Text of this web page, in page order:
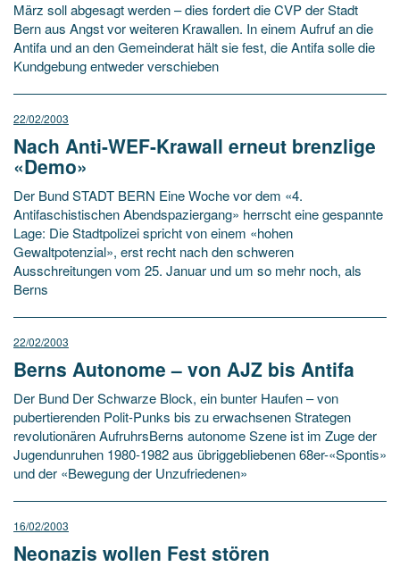
März soll abgesagt werden – dies fordert die CVP der Stadt
Bern aus Angst vor weiteren Krawallen. In einem Aufruf an die
Antifa und an den Gemeinderat hält sie fest, die Antifa solle die
Kundgebung entweder verschieben
22/02/2003
Nach Anti-WEF-Krawall erneut brenzlige
«Demo»
Der Bund STADT BERN Eine Woche vor dem «4.
Antifaschistischen Abendspaziergang» herrscht eine gespannte
Lage: Die Stadtpolizei spricht von einem «hohen
Gewaltpotenzial», erst recht nach den schweren
Ausschreitungen vom 25. Januar und um so mehr noch, als
Berns
22/02/2003
Berns Autonome – von AJZ bis Antifa
Der Bund Der Schwarze Block, ein bunter Haufen – von
pubertierenden Polit-Punks bis zu erwachsenen Strategen
revolutionären AufruhrsBerns autonome Szene ist im Zuge der
Jugendunruhen 1980-1982 aus übriggebliebenen 68er-«Spontis»
und der «Bewegung der Unzufriedenen»
16/02/2003
Neonazis wollen Fest stören